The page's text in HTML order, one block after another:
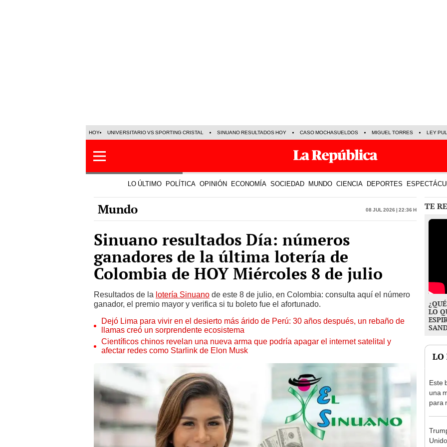
HOY UNIVERSITARIO VS SPORTING CRISTAL SINUANO RESULTADOS HOY CASO MOCHASUELDOS MIGUEL TORRES LEY
LO ÚLTIMO POLÍTICA OPINIÓN ECONOMÍA SOCIEDAD MUNDO CIENCIA DEPORTES
Mundo 08 Jul 2026 | 22:36 h
Sinuano resultados Día: números
ganadores de la última lotería de
Colombia de HOY Miércoles 8 de julio
Resultados de la lotería Sinuano de este 8 de julio, en Colombia: consulta aquí el número
ganador, el premio mayor y verifica si tu boleto fue el afortunado.
Dejó Lima para vivir en el desierto más árido de Perú: 30 años después, un rebaño de
llamas creó un sorprendente ecosistema
Científicos chinos revelan una nueva arma que podría apagar el internet satelital y
afectar redes como Starlink de Elon Musk
TE
LO
LO
Este
una
para